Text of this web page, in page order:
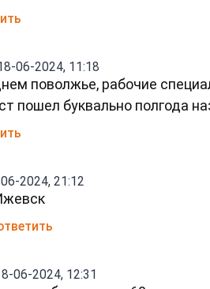
06-2024, 11:18
поволжье, рабочие
пошел буквально полгода
2024, 21:12
06-2024, 12:31